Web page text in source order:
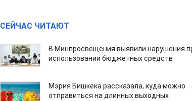
СЕЙЧАС ЧИТАЮТ
В Минпросвещения выявили нарушения
использовании бюджетных средств
Мэрия Бишкека рассказала, куда можно
отправиться на длинных выходных